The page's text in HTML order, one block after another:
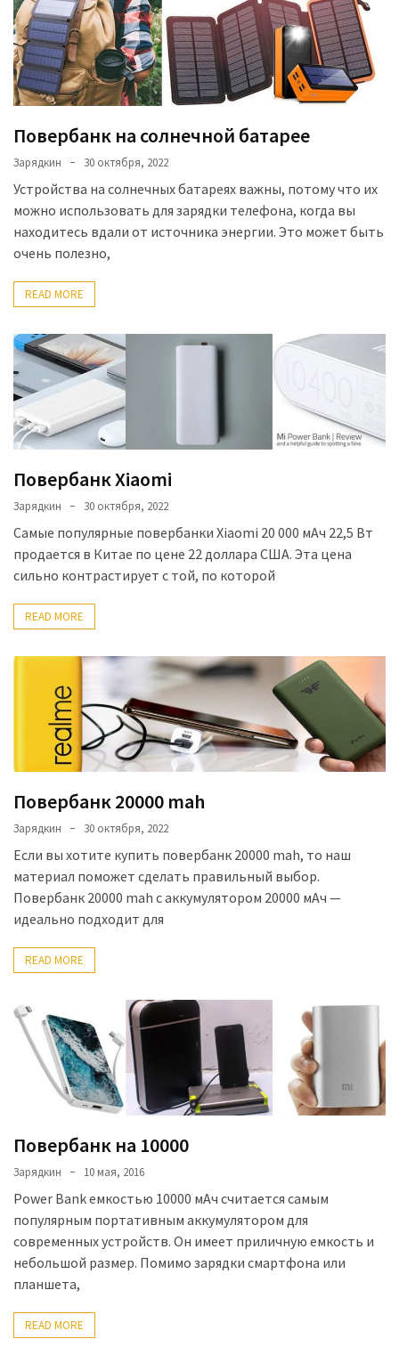
Повербанк на солнечной батарее
Зарядкин 30 октября, 2022
Устройства на солнечных батареях важны, потому что их
можно использовать для зарядки телефона, когда вы
находитесь вдали от источника энергии. Это может быть
очень полезно,
READ MORE
Повербанк Xiaomi
Зарядкин 30 октября, 2022
Самые популярные повербанки Xiaomi 20 000 мАч 22,5 Вт
продается в Китае по цене 22 доллара США. Эта цена
сильно контрастирует с той, по которой
READ MORE
Повербанк 20000 mah
Зарядкин 30 октября, 2022
Если вы хотите купить повербанк 20000 mah, то наш
материал поможет сделать правильный выбор.
Повербанк 20000 mah с аккумулятором 20000 мАч —
идеально подходит для
READ MORE
Повербанк на 10000
Зарядкин 10 мая, 2016
Power Bank емкостью 10000 мАч считается самым
популярным портативным аккумулятором для
современных устройств. Он имеет приличную емкость и
небольшой размер. Помимо зарядки смартфона или
планшета,
READ MORE